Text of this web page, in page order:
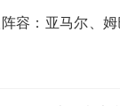
容：亚马尔、